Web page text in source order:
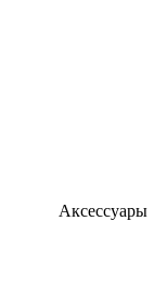
Аксессуары